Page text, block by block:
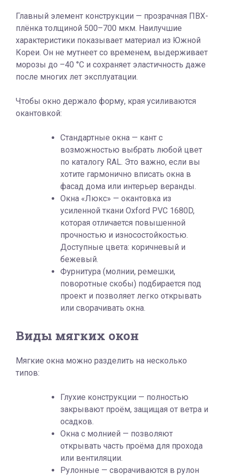
Главный элемент конструкции — прозрачная ПВХ-
плёнка толщиной 500–700 мкм. Наилучшие
характеристики показывает материал из Южной
Кореи. Он не мутнеет со временем, выдерживает
морозы до –40 °C и сохраняет эластичность даже
после многих лет эксплуатации.
Чтобы окно держало форму, края усиливаются
окантовкой:
Стандартные окна — кант с
возможностью выбрать любой цвет
по каталогу RAL. Это важно, если вы
хотите гармонично вписать окна в
фасад дома или интерьер веранды.
Окна «Люкс» — окантовка из
усиленной ткани Oxford PVC 1680D,
которая отличается повышенной
прочностью и износостойкостью.
Доступные цвета: коричневый и
бежевый.
Фурнитура (молнии, ремешки,
поворотные скобы) подбирается под
проект и позволяет легко открывать
или сворачивать окна.
Виды мягких окон
Мягкие окна можно разделить на несколько
типов:
Глухие конструкции — полностью
закрывают проём, защищая от ветра и
осадков.
Окна с молнией — позволяют
открывать часть проёма для прохода
или вентиляции.
Рулонные — сворачиваются в рулон